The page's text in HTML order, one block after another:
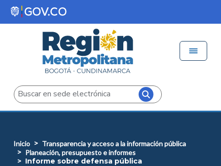
Pasar al contenido principal
Buscar
inicio
transparencia y acceso a la información pública
planeación, presupuesto e informes
informe sobre defensa pública